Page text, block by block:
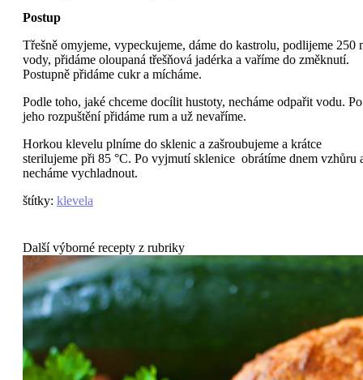
Postup
Třešně omyjeme, vypeckujeme, dáme do kastrolu, podlijeme 250
vody, přidáme oloupaná třešňová jadérka a vaříme do změknutí.
Postupně přidáme cukr a mícháme.
Podle toho, jaké chceme docílit hustoty, necháme odpařit vodu. Po
jeho rozpuštění přidáme rum a už nevaříme.
Horkou klevelu plníme do sklenic a zašroubujeme a krátce
sterilujeme při 85 °C. Po vyjmutí sklenice obrátíme dnem vzhůru
necháme vychladnout.
štítky: klevela
Další výborné recepty z rubriky